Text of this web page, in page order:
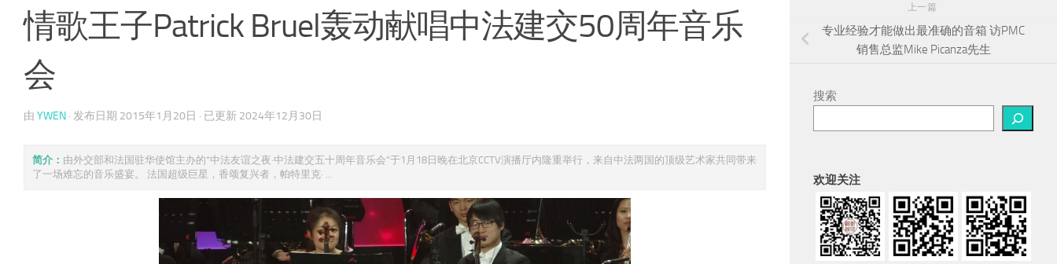
情歌王子Patrick Bruel轰动献唱中法建交50周年音乐
会
由 YWEN · 发布日期 2015年1月20日 · 已更新 2024年12月30日
简介： 由外交部和法国驻华使馆主办的“中法友谊之夜·中法建交五十周年音乐会”于1月18日晚在北京CCTV演播厅内隆重举行，来自中法两国的顶级艺术家共同带来
了一场难忘的音乐盛宴。 法国超级巨星，香颂复兴者，帕特里克· ...
上一篇
专业经验才能做出最准确的音箱 访PMC
销售总监Mike Picanza先生
搜索
欢迎关注